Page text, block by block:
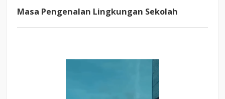
Masa Pengenalan Lingkungan Sekolah